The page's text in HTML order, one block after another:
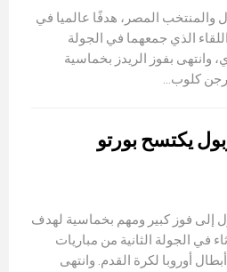
المصر، هدفًا عالميا في
الذي جمعهما في الجولة
وانتهى بفوز الريدز بخماسية
كلوب…
يكتسح بورتو
إلى فوز كبير ومهم بخماسية لهدف
في الجولة الثانية من مباريات
أوروبا لكرة القدم. وانتهى